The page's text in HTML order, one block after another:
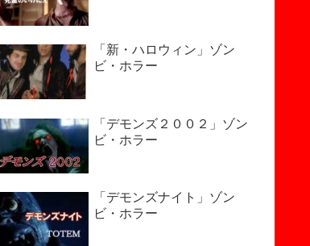
「新・ハロウィン」ゾン
ビ・ホラー
「デモンズ２００２」ゾン
ビ・ホラー
「デモンズナイト」ゾン
ビ・ホラー